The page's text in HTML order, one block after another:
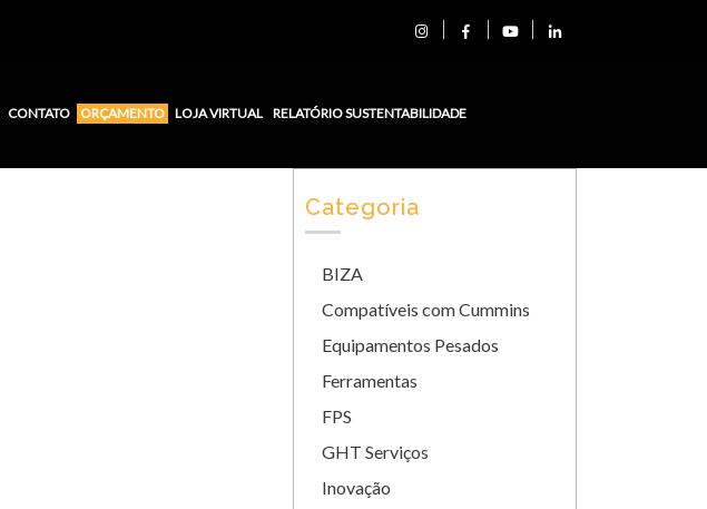
CONTATO ORÇAMENTO LOJA VIRTUAL RELATÓRIO SUSTENTABILIDADE
Categoria
BIZA
Compatíveis com Cummins
Equipamentos Pesados
Ferramentas
FPS
GHT Serviços
Inovação